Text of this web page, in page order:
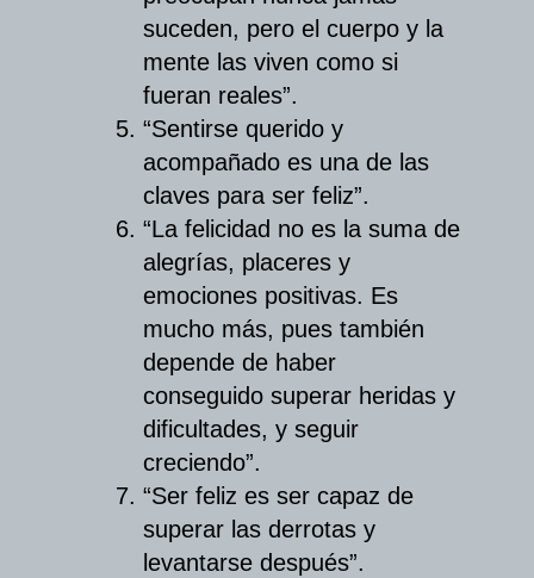
suceden, pero el cuerpo y la
mente las viven como si
fueran reales”.
“Sentirse querido y
acompañado es una de las
claves para ser feliz”.
“La felicidad no es la suma de
alegrías, placeres y
emociones positivas. Es
mucho más, pues también
depende de haber
conseguido superar heridas y
dificultades, y seguir
creciendo”.
“Ser feliz es ser capaz de
superar las derrotas y
levantarse después”.